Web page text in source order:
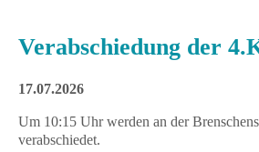
Verabschiedung der
17.07.2026
Um 10:15 Uhr werden an der
verabschiedet.